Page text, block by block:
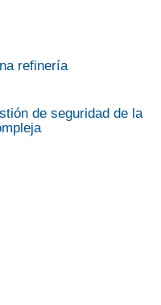
refinería
de seguridad de la